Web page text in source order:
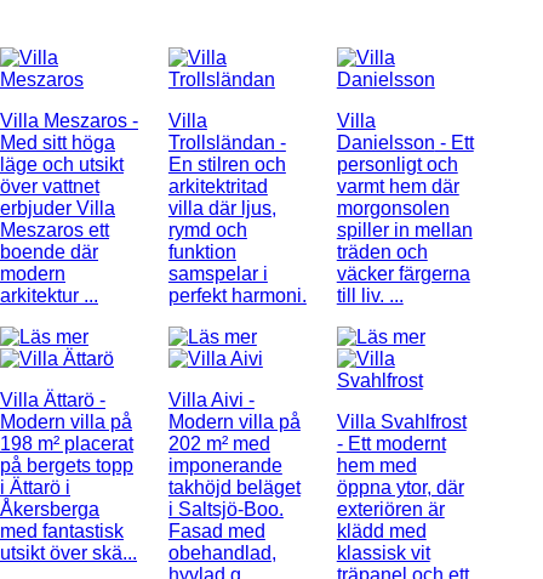
Villa Meszaros -
Med sitt höga
läge och utsikt
över vattnet
erbjuder Villa
Meszaros ett
boende där
modern
arkitektur ...
Villa
Trollsländan -
En stilren och
arkitektritad
villa där ljus,
rymd och
funktion
samspelar i
perfekt harmoni.
Villa
Danielsson - Ett
personligt och
varmt hem där
morgonsolen
spiller in mellan
träden och
väcker färgerna
till liv. ...
Villa Ättarö -
Modern villa på
198 m² placerat
på bergets topp
i Ättarö i
Åkersberga
med fantastisk
utsikt över skä...
Villa Aivi -
Modern villa på
202 m² med
imponerande
takhöjd beläget
i Saltsjö-Boo.
Fasad med
obehandlad,
hyvlad g...
Villa Svahlfrost
- Ett modernt
hem med
öppna ytor, där
exteriören är
klädd med
klassisk vit
träpanel och ett